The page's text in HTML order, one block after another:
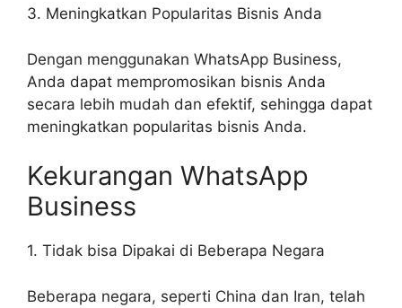
3. Meningkatkan Popularitas Bisnis Anda
Dengan menggunakan WhatsApp Business,
Anda dapat mempromosikan bisnis Anda
secara lebih mudah dan efektif, sehingga dapat
meningkatkan popularitas bisnis Anda.
Kekurangan WhatsApp
Business
1. Tidak bisa Dipakai di Beberapa Negara
Beberapa negara, seperti China dan Iran, telah